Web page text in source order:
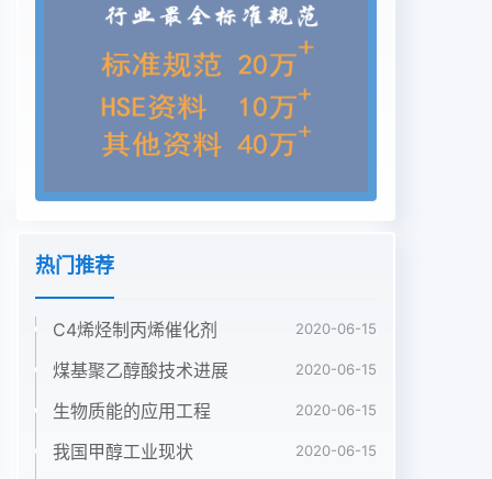
(2)消费总量的比重,从32%上升到40%以上;发展中国
家从20%上升到30%以上。主要国家发电能源占收
稿日期:2011-03-30次能源消费的比重变化情况见表
1:作者简介:杨露露(1969),女,国网北京经济技术研究
院高级工程师,主要从事电网规划相关研究。中国煤
化工CNMHG2电气化发展的国际经验分析VoL 14
No. 3表1部分国家发电能源占一次能源消费的比重单
优、环保效果佳,因此世界各国都积极
276236322391449491477发展电力机车。实践证
明,电气化铁路不仅提高了日本
2527.634338.540.8419432铁路运行水平和行驶速
21.226232.534140.841544高了社会整体能效。英
国23431634235347346348表2部分国家电能消费
热门推荐
C4烯烃制丙烯催化剂 2020-06-15
煤基聚乙醇酸技术进展 2020-06-15
生物质能的应用工程 2020-06-15
我国甲醇工业现状 2020-06-15